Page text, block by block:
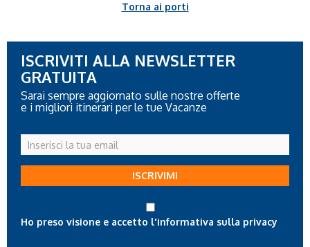
Torna ai porti
ISCRIVITI ALLA NEWSLETTER
GRATUITA
Sarai sempre aggiornato sulle nostre offerte
e i migliori itinerari per le tue Vacanze
Inserisci
la
tua
ISCRIVIMI
Ho preso visione e accetto l'informativa sulla privacy